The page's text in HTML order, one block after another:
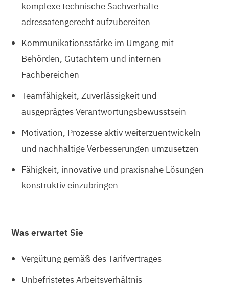
komplexe technische Sachverhalte
adressatengerecht aufzubereiten
Kommunikationsstärke im Umgang mit
Behörden, Gutachtern und internen
Fachbereichen
Teamfähigkeit, Zuverlässigkeit und
ausgeprägtes Verantwortungsbewusstsein
Motivation, Prozesse aktiv weiterzuentwickeln
und nachhaltige Verbesserungen umzusetzen
Fähigkeit, innovative und praxisnahe Lösungen
konstruktiv einzubringen
Was erwartet Sie
Vergütung gemäß des Tarifvertrages
Unbefristetes Arbeitsverhältnis